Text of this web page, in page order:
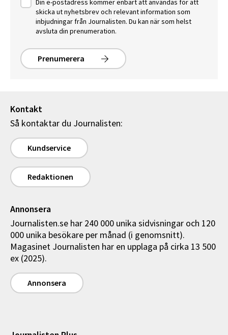
Din e-postadress kommer enbart att användas för att
skicka ut nyhetsbrev och relevant information som
inbjudningar från Journalisten. Du kan när som helst
avsluta din prenumeration.
Prenumerera
Kontakt
Så kontaktar du Journalisten:
Kundservice
Redaktionen
Annonsera
Journalisten.se har 240 000 unika sidvisningar och 120
000 unika besökare per månad (i genomsnitt).
Magasinet Journalisten har en upplaga på cirka 13 500
ex (2025).
Annonsera